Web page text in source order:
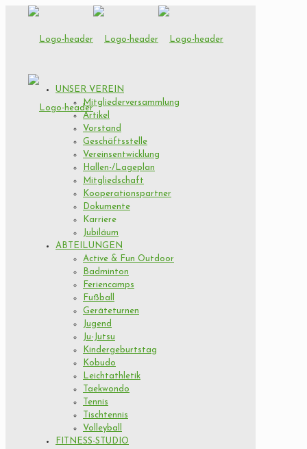
UNSER VEREIN
Mitgliederversammlung
Artikel
Vorstand
Geschäftsstelle
Vereinsentwicklung
Hallen-/Lageplan
Mitgliedschaft
Kooperationspartner
Dokumente
Karriere
Jubiläum
ABTEILUNGEN
Active & Fun Outdoor
Badminton
Feriencamps
Fußball
Geräteturnen
Jugend
Ju-Jutsu
Kindergeburtstag
Kobudo
Leichtathletik
Taekwondo
Tennis
Tischtennis
Volleyball
FITNESS-STUDIO